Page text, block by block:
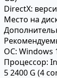
DirectX:
Место на
ОС: Windows
Процессор:
5 2400 G (4